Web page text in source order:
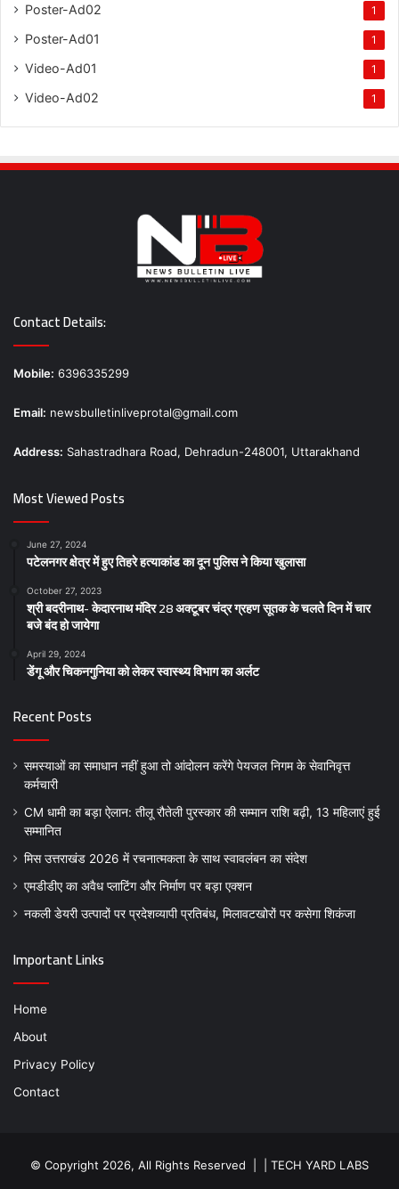
Poster-Ad02 1
Poster-Ad01 1
Video-Ad01 1
Video-Ad02 1
Contact Details:
Mobile: 6396335299
Email: newsbulletinliveprotal@gmail.com
Address: Sahastradhara Road, Dehradun-248001, Uttarakhand
Most Viewed Posts
June 27, 2024
पटेलनगर क्षेत्र में हुए तिहरे हत्याकांड का दून पुलिस ने किया खुलासा
October 27, 2023
श्री बदरीनाथ- केदारनाथ मंदिर 28 अक्टूबर चंद्र ग्रहण सूतक के चलते दिन में चार
बजे बंद हो जायेगा
April 29, 2024
डेंगू और चिकनगुनिया को लेकर स्वास्थ्य विभाग का अर्लट
Recent Posts
समस्याओं का समाधान नहीं हुआ तो आंदोलन करेंगे पेयजल निगम के सेवानिवृत्त
कर्मचारी
CM धामी का बड़ा ऐलान: तीलू रौतेली पुरस्कार की सम्मान राशि बढ़ी, 13 महिलाएं हुई
सम्मानित
मिस उत्तराखंड 2026 में रचनात्मकता के साथ स्वावलंबन का संदेश
एमडीडीए का अवैध प्लाटिंग और निर्माण पर बड़ा एक्शन
नकली डेयरी उत्पादों पर प्रदेशव्यापी प्रतिबंध, मिलावटखोरों पर कसेगा शिकंजा
Important Links
Home
About
Privacy Policy
Contact
© Copyright 2026, All Rights Reserved | | TECH YARD LABS